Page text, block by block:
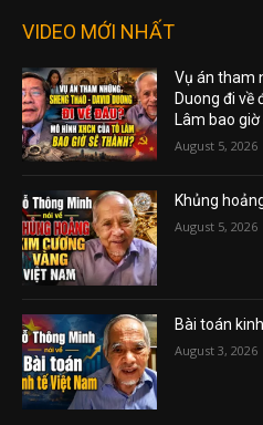
VIDEO MỚI NHẤT
Vụ án tham
Duong đi về
Lâm bao
August 5, 2026
Khủng
August 5, 2026
Bài toán
August 3, 2026